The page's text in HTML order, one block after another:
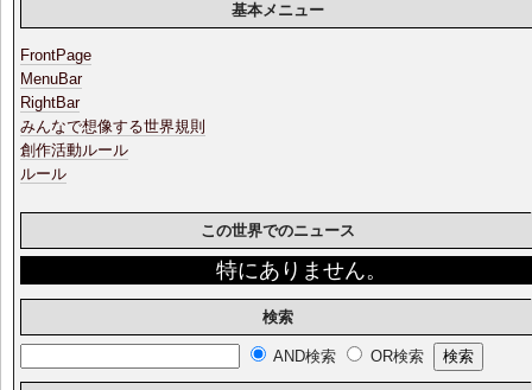
基本メニュー
FrontPage
MenuBar
RightBar
みんなで想像する世界規則
創作活動ルール
ルール
この世界でのニュース
特にありません。
検索
AND検索 OR検索